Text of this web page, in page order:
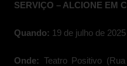
SERVIÇO – ALCIONE EM
Quando: 19 de julho de
Onde: Teatro Positivo